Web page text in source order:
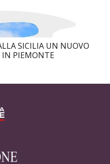
SICILIA UN NUOVO
IN PIEMONTE